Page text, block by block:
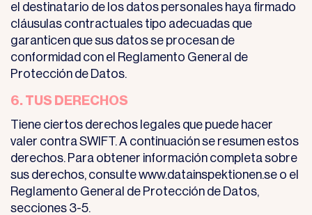
el destinatario de los datos personales haya firmado
cláusulas contractuales tipo adecuadas que
garanticen que sus datos se procesan de
conformidad con el Reglamento General de
Protección de Datos.
6. TUS DERECHOS
Tiene ciertos derechos legales que puede hacer
valer contra SWIFT. A continuación se resumen estos
derechos. Para obtener información completa sobre
sus derechos, consulte www.datainspektionen.se o el
Reglamento General de Protección de Datos,
secciones 3-5.